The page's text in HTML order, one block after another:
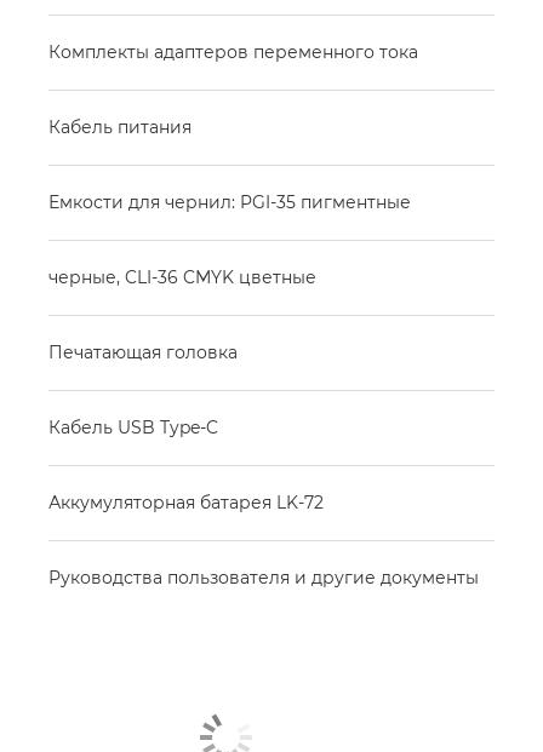
Комплекты адаптеров переменного тока
Кабель питания
Емкости для чернил: PGI-35 пигментные
черные, CLI-36 CMYK цветные
Печатающая головка
Кабель USB Type-C
Аккумуляторная батарея LK-72
Руководства пользователя и другие документы